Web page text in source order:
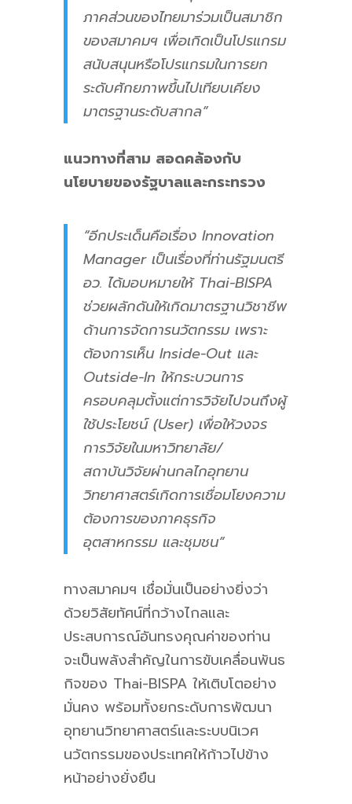
ภาคส่วนของไทยมาร่วมเป็นสมาชิก
ของสมาคมฯ เพื่อเกิดเป็นโปรแกรม
สนับสนุนหรือโปรแกรมในการยก
ระดับศักยภาพขึ้นไปเทียบเคียง
มาตรฐานระดับสากล”
แนวทางที่สาม สอดคล้องกับ
นโยบายของรัฐบาลและกระทรวง
“อีกประเด็นคือเรื่อง Innovation
Manager เป็นเรื่องที่ท่านรัฐมนตรี
อว. ได้มอบหมายให้ Thai-BISPA
ช่วยผลักดันให้เกิดมาตรฐานวิชาชีพ
ด้านการจัดการนวัตกรรม เพราะ
ต้องการเห็น Inside-Out และ
Outside-In ให้กระบวนการ
ครอบคลุมตั้งแต่การวิจัยไปจนถึงผู้
ใช้ประโยชน์ (User) เพื่อให้วงจร
การวิจัยในมหาวิทยาลัย/
สถาบันวิจัยผ่านกลไกอุทยาน
วิทยาศาสตร์เกิดการเชื่อมโยงความ
ต้องการของภาคธุรกิจ
อุตสาหกรรม และชุมชน”
ทางสมาคมฯ เชื่อมั่นเป็นอย่างยิ่งว่า
ด้วยวิสัยทัศน์ที่กว้างไกลและ
ประสบการณ์อันทรงคุณค่าของท่าน
จะเป็นพลังสำคัญในการขับเคลื่อนพันธ
กิจของ Thai-BISPA ให้เติบโตอย่าง
มั่นคง พร้อมทั้งยกระดับการพัฒนา
อุทยานวิทยาศาสตร์และระบบนิเวศ
นวัตกรรมของประเทศให้ก้าวไปข้าง
หน้าอย่างยั่งยืน